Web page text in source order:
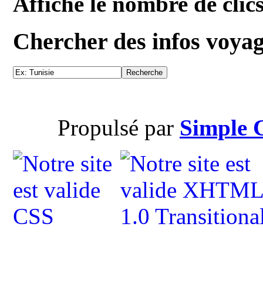
Chercher des infos
Propulsé par Simple